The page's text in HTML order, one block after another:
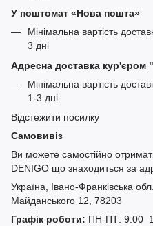
У поштомат «Нова пошта»
Мінімальна вартість
3 дні
Адресна доставка кур'єром
Мінімальна вартість
1-3 дні
Відстежити посилку
Самовивіз
Ви можете самостійно
DENIGO що знаходиться за
Україна, Івано-Франківська
Майданського 12, 78203
Графік роботи: ПН-ПТ: